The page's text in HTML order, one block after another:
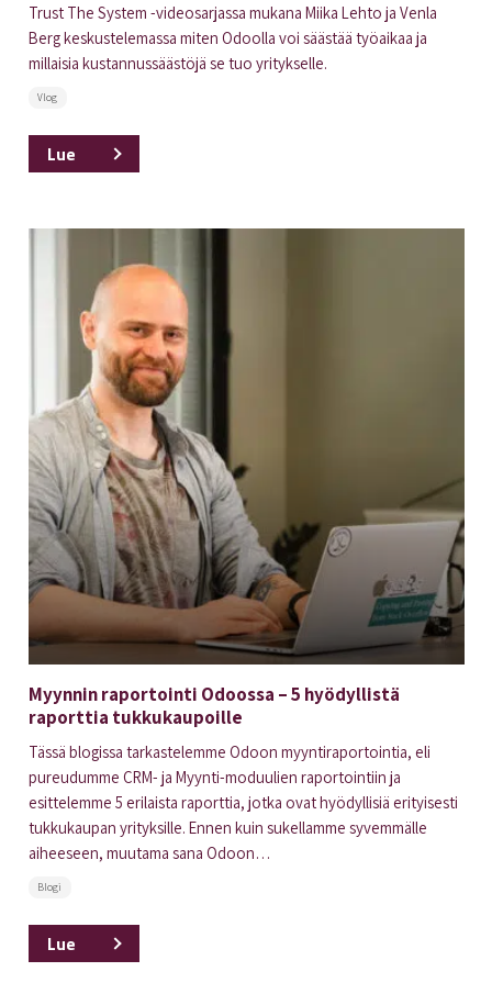
Trust The System -videosarjassa mukana Miika Lehto ja Venla
Berg keskustelemassa miten Odoolla voi säästää työaikaa ja
millaisia kustannussäästöjä se tuo yritykselle.
Vlog
Lue
Myynnin raportointi Odoossa – 5 hyödyllistä
raporttia tukkukaupoille
Tässä blogissa tarkastelemme Odoon myyntiraportointia, eli
pureudumme CRM- ja Myynti-moduulien raportointiin ja
esittelemme 5 erilaista raporttia, jotka ovat hyödyllisiä erityisesti
tukkukaupan yrityksille. Ennen kuin sukellamme syvemmälle
aiheeseen, muutama sana Odoon…
Blogi
Lue